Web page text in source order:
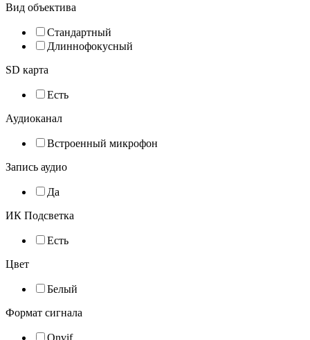
Вид объектива
Стандартный
Длиннофокусный
SD карта
Есть
Аудиоканал
Встроенный микрофон
Запись аудио
Да
ИК Подсветка
Есть
Цвет
Белый
Формат сигнала
Onvif